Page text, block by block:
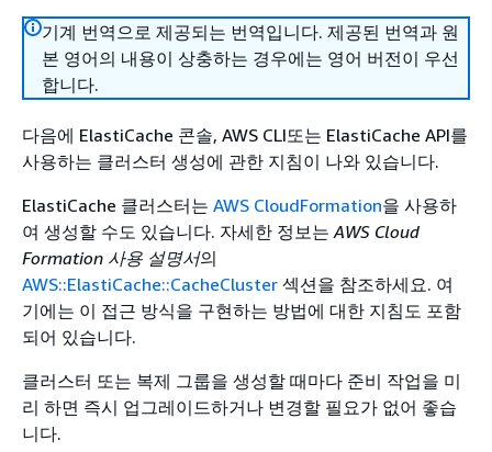
기계 번역으로 제공되는 번역입니다. 제공된 번역과 원
본 영어의 내용이 상충하는 경우에는 영어 버전이 우선
합니다.
다음에 ElastiCache 콘솔, AWS CLI또는 ElastiCache API를
사용하는 클러스터 생성에 관한 지침이 나와 있습니다.
ElastiCache 클러스터는 AWS CloudFormation을 사용하
여 생성할 수도 있습니다. 자세한 정보는AWS Cloud
Formation 사용 설명서의
AWS::ElastiCache::CacheCluster 섹션을 참조하세요. 여
기에는 이 접근 방식을 구현하는 방법에 대한 지침도 포함
되어 있습니다.
클러스터 또는 복제 그룹을 생성할 때마다 준비 작업을 미
리 하면 즉시 업그레이드하거나 변경할 필요가 없어 좋습
니다.